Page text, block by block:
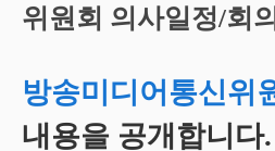
위원회 의사일정/회의록/속기록
시
작
위원회 의사일정/회
방송미디어통신위
내용을 공개합니다.